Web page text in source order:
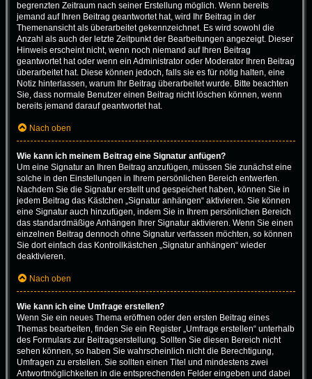
begrenzten Zeitraum nach seiner Erstellung möglich. Wenn bereits
jemand auf Ihren Beitrag geantwortet hat, wird Ihr Beitrag in der
Themenansicht als überarbeitet gekennzeichnet. Es wird sowohl die
Anzahl als auch der letzte Zeitpunkt der Bearbeitungen angezeigt. Dieser
Hinweis erscheint nicht, wenn noch niemand auf Ihren Beitrag
geantwortet hat oder wenn ein Administrator oder Moderator Ihren Beitrag
überarbeitet hat. Diese können jedoch, falls sie es für nötig halten, eine
Notiz hinterlassen, warum Ihr Beitrag überarbeitet wurde. Bitte beachten
Sie, dass normale Benutzer einen Beitrag nicht löschen können, wenn
bereits jemand darauf geantwortet hat.
Nach oben
Wie kann ich meinem Beitrag eine Signatur anfügen?
Um eine Signatur an Ihren Beitrag anzufügen, müssen Sie zunächst eine
solche in den Einstellungen in Ihrem persönlichen Bereich entwerfen.
Nachdem Sie die Signatur erstellt und gespeichert haben, können Sie in
jedem Beitrag das Kästchen „Signatur anhängen“ aktivieren. Sie können
eine Signatur auch hinzufügen, indem Sie in Ihrem persönlichen Bereich
das standardmäßige Anhängen Ihrer Signatur aktivieren. Wenn Sie einen
einzelnen Beitrag dennoch ohne Signatur verfassen möchten, so können
Sie dort einfach das Kontrollkästchen „Signatur anhängen“ wieder
deaktivieren.
Nach oben
Wie kann ich eine Umfrage erstellen?
Wenn Sie ein neues Thema eröffnen oder den ersten Beitrag eines
Themas bearbeiten, finden Sie ein Register „Umfrage erstellen“ unterhalb
des Formulars zur Beitragserstellung. Sollten Sie diesen Bereich nicht
sehen können, so haben Sie wahrscheinlich nicht die Berechtigung,
Umfragen zu erstellen. Sie sollten einen Titel und mindestens zwei
Antwortmöglichkeiten in die entsprechenden Felder eingeben und dabei